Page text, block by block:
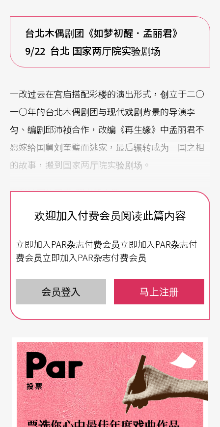
台北木偶剧团《如梦初醒．孟丽君》
9/22 台北 国家两厅院实验剧场
一改过去在宫庙搭配彩楼的演出形式，创立于二○
一○年的台北木偶剧团与现代戏剧背景的导演李
匀、编剧邱沛祯合作，改编《再生缘》中孟丽君不
愿嫁给国舅刘奎璧而逃家，最后辗转成为一国之相
的故事，搬到国家两厅院实验剧场。
自我认同的困惑 翻出新主题
剧本与原故事最大的不同在于，新版取消了传统戏
曲故事中，才子佳人终成眷属的结局，为传统戏曲
演出的形式与精神，开创出新的破口与面貌。改编
产生身分转变时，舞台上的月亮便化为红色，使舞
台氛围充满多变、不安的意象。这样的关于认同问
底彰显：孟丽君并没有和另一位比武招亲的皇甫少
华相聚，也未因长期隐瞒身分而遭罚，而是受皇上
宠幸，由男性的丽君玉身分换回女性的孟丽君、纳
入后宫。然而，这样看似化险为夷的境遇，却引来
孟丽君的自我质疑，也带出全剧压轴最有力道的诗
欢迎加入付费会员阅读此篇内容
立即加入PAR杂志付费会员立即加入PAR杂志付
费会员立即加入PAR杂志付费会员
会员登入 马上注册
投票